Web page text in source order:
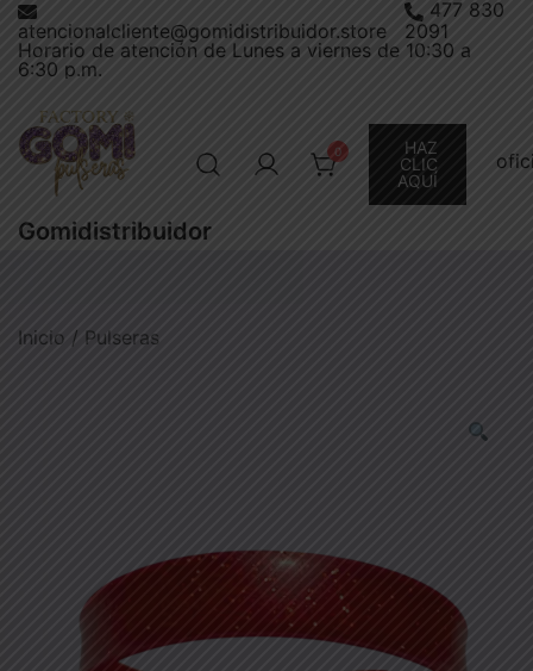
Saltar
contenido
atencionalcliente@gomidistribuidor.store
477 830
2091
Horario de atención de Lunes a viernes de 10:30 a
6:30 p.m.
Gomidistribuidor
0
HAZ
CLIC
AQUÍ
Inicio / Pulseras